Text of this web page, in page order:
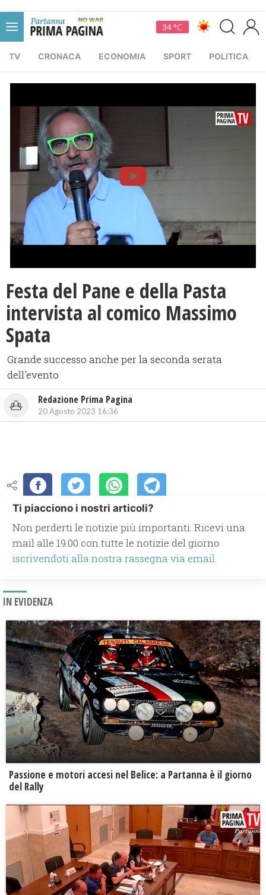
34 °C
TV CRONACA ECONOMIA SPORT POLITICA
Festa del Pane e della Pasta
intervista al comico Massimo
Spata
Grande successo anche per la seconda serata
dell'evento
Redazione Prima Pagina
20 Agosto 2023 16:36
Ti piacciono i nostri articoli?
Non perderti le notizie più importanti. Ricevi una
mail alle 19.00 con tutte le notizie del giorno
iscrivendoti alla nostra rassegna via email.
IN EVIDENZA
Passione e motori accesi nel Belice: a Partanna è il giorno
del Rally